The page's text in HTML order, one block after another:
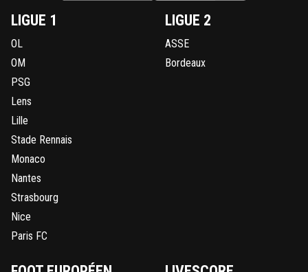
LIGUE 1
OL
OM
PSG
Lens
Lille
Stade Rennais
Monaco
Nantes
Strasbourg
Nice
Paris FC
LIGUE 2
ASSE
Bordeaux